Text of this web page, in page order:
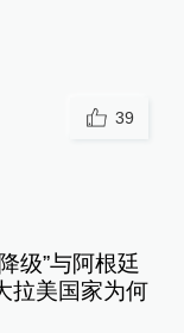
39
级”与阿根廷
拉美国家为何